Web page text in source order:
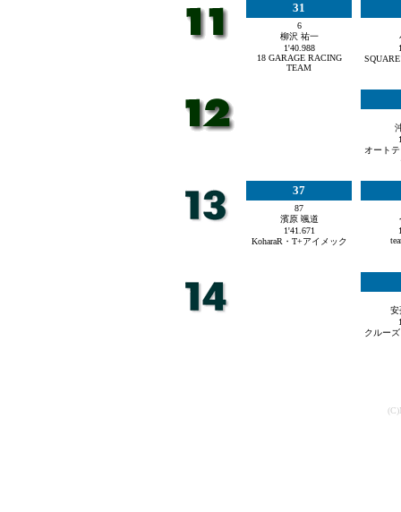
31
6
柳沢 祐一
1'40.988
18 GARAGE RACING
TEAM
オート
37
87
濱原 颯道
1'41.671
KoharaR・T+アイメック
安
クルー